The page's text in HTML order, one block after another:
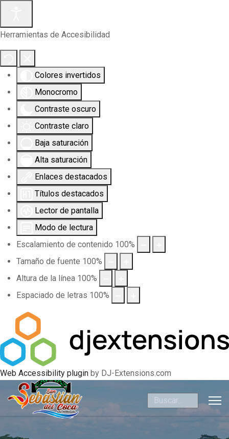
Herramientas de Accesibilidad
Colores invertidos
Monocromo
Contraste oscuro
Contraste claro
Baja saturación
Alta saturación
Enlaces destacados
Títulos destacados
Lector de pantalla
Modo de lectura
Escalamiento de contenido 100%
Tamaño de fuente 100%
Altura de la línea 100%
Espaciado de letras 100%
Web Accessibility plugin by DJ-Extensions.com
Buscar